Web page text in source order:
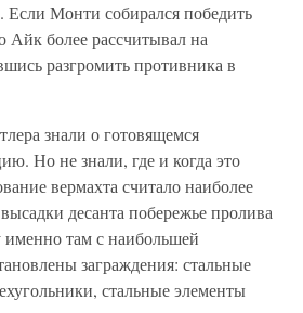
Монти собирался победить
Айк более рассчитывал на
разгромить противника в
знали о готовящемся
Но не знали, где и когда это
вермахта считало наиболее
десанта побережье пролива
там с наибольшей
заграждения: стальные
стальные элементы